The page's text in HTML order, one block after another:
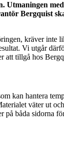
Utmaningen
Bergquist
kräver inte
Vi utgår
att tillgå hos
kan hantera
väter ut
båda sidorna